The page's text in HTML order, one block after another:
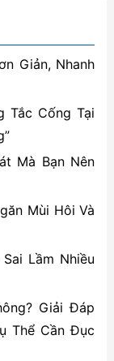
Giản, Nhanh
Tắc Cống Tại
Mà Bạn Nên
Mùi Hôi Và
Lầm Nhiều
Giải Đáp
Thể Cần Đục